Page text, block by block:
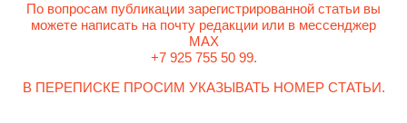
По вопросам публикации зарегистрированной статьи вы
можете написать на почту редакции или в мессенджер
MAX
+7 925 755 50 99.
В ПЕРЕПИСКЕ ПРОСИМ УКАЗЫВАТЬ НОМЕР СТАТЬИ.